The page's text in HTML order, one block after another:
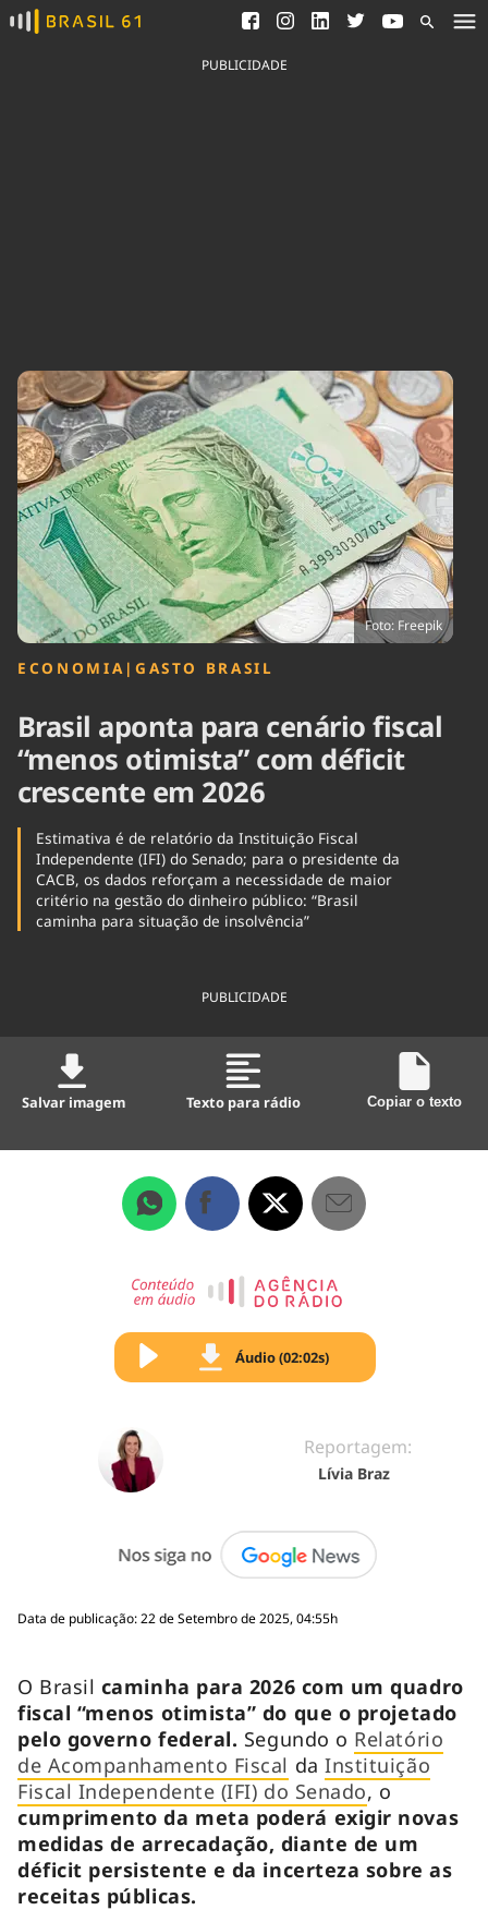
Ver todas as notícias
Saneamento
Indicadores
Agronegócios
Brasil
Brasil Mineral
Ciência &
Tecnologia
Cinema
Comportamento
Cultura
Economia
Educação
Infraestrutura
Internacional
Meio Ambiente
Podcast
Política
Saúde
Tempo
PUBLICIDADE
Foto: Freepik
ECONOMIA | GASTO BRASIL
Brasil aponta para cenário fiscal
“menos otimista” com déficit
crescente em 2026
Estimativa é de relatório da Instituição Fiscal
Independente (IFI) do Senado; para o presidente da
CACB, os dados reforçam a necessidade de maior
critério na gestão do dinheiro público: “Brasil
caminha para situação de insolvência”
PUBLICIDADE
Salvar imagem Texto para rádio Copiar o texto
Áudio (02:02s)
Reportagem:
Lívia Braz
Data de publicação: 22 de Setembro de 2025, 04:55h
O Brasil caminha para 2026 com um quadro
fiscal “menos otimista” do que o projetado
pelo governo federal. Segundo o Relatório
de Acompanhamento Fiscal daInstituição
Fiscal Independente (IFI) do Senado, o
cumprimento da meta poderá exigir novas
medidas de arrecadação, diante de um
déficit persistente e da incerteza sobre as
receitas públicas.